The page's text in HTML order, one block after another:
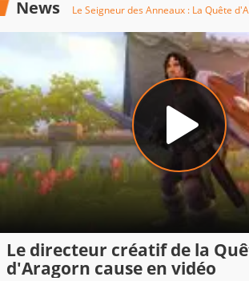
News Le Seigneur des Anneaux : La Quête
Le directeur créatif de la
d'Aragorn cause en vidéo